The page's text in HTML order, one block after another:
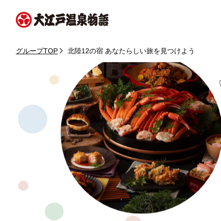
グループTOP 北陸12の宿 あなたらしい旅を見つけよう